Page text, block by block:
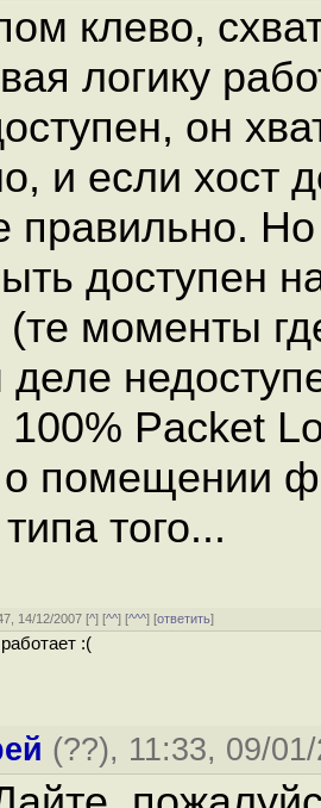
клево,
логику
он
и если хост
правильно.
доступен
(те моменты
100% Packet
помещении
того...
14/12/2007 [^] [^^] [^^^] [ответить]
:(
(??), 11:33, 09/